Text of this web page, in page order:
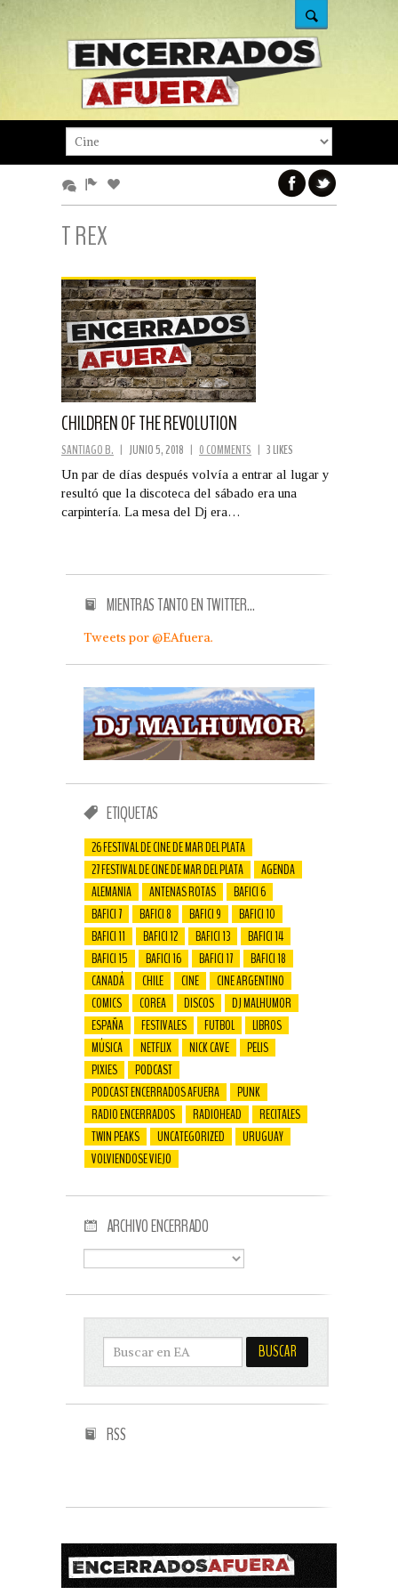
T REX
CHILDREN OF THE REVOLUTION
SANTIAGO B. | JUNIO 5, 2018 | 0 COMMENTS | 3 LIKES
Un par de días después volvía a entrar al lugar y
resultó que la discoteca del sábado era una
carpintería. La mesa del Dj era…
MIENTRAS TANTO EN TWITTER…
Tweets por @EAfuera.
ETIQUETAS
26 FESTIVAL DE CINE DE MAR DEL PLATA
27 FESTIVAL DE CINE DE MAR DEL PLATA
AGENDA
ALEMANIA
ANTENAS ROTAS
BAFICI 6
BAFICI 7
BAFICI 8 BAFICI 9
BAFICI 10
BAFICI 11
BAFICI 12 BAFICI 13
BAFICI 14
BAFICI 15
BAFICI 16 BAFICI 17
BAFICI 18
CANADÁ
CHILE CINE
CINE ARGENTINO
COMICS
COREA DISCOS
DJ MALHUMOR
ESPAÑA
FESTIVALES FUTBOL
LIBROS
MÚSICA
NETFLIX NICK CAVE
PELIS
PIXIES
PODCAST
PODCAST ENCERRADOS AFUERA
PUNK
RADIO ENCERRADOS
RADIOHEAD
RECITALES
TWIN PEAKS
UNCATEGORIZED
URUGUAY
VOLVIENDOSE VIEJO
ARCHIVO ENCERRADO
RSS